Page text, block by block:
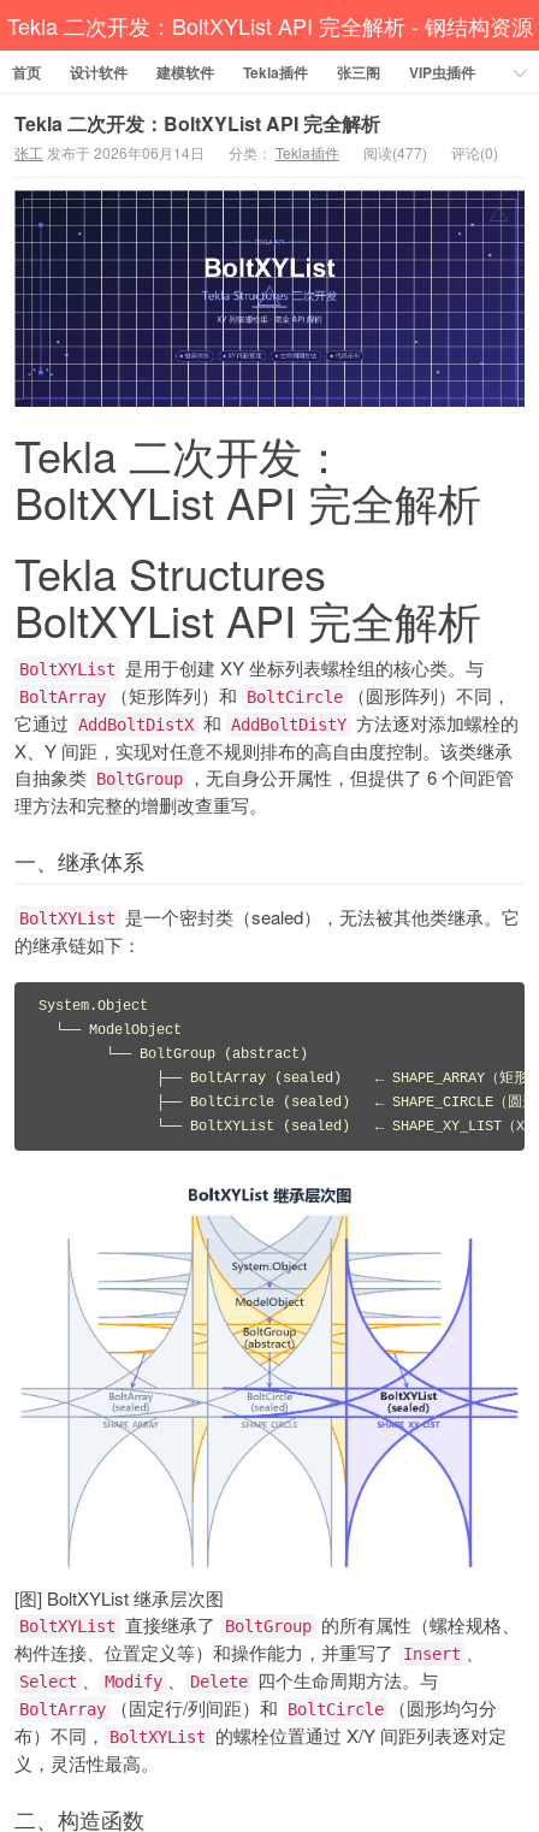
Tekla 二次开发：BoltXYList API 完全解析 - 钢结构资源
网 Tekla插件 CAD工具 犀牛GH汉化 套料
首页 设计软件 建模软件 Tekla插件 张三阁
VIP虫插件
CAD插件
定尺提料 贱人工具箱 工程辅助
办公必备
资讯教程
工程模型 关于网站
Tekla 二次开发：BoltXYList API 完全解析
张工 发布于 2026年06月14日 分类： Tekla插件 阅读(477) 评论(0)
Tekla 二次开发：
BoltXYList API 完全解析
Tekla Structures
BoltXYList API 完全解析
BoltXYList 是用于创建 XY 坐标列表螺栓组的核心类。与
BoltArray （矩形阵列）和 BoltCircle
（圆形阵列）不同，
它通过 AddBoltDistX 和 AddBoltDistY 方法逐对添加螺栓的
X、Y 间距，实现对任意不规则排布的高自由度控制。该类继承
自抽象类 BoltGroup
，无自身公开属性，但提供了 6 个间距管
理方法和完整的增删改查重写。
一、继承体系
BoltXYList
是一个密封类（sealed），无法被其他类继承。它
的继承链如下：
System.Object
  └── ModelObject
        └── BoltGroup (abstract)
├── BoltArray (sealed)    ← SHAPE_ARRAY（矩形
├── BoltCircle (sealed)   ← SHAPE_CIRCLE（圆形
└── BoltXYList (sealed)   ← SHAPE_XY_LIST（XY
[图] BoltXYList 继承层次图
BoltXYList 直接继承了 BoltGroup 的所有属性（螺栓规格、
构件连接、位置定义等）和操作能力，并重写了
Insert
Select Modify Delete 四个生命周期方法。与
BoltArray （固定行/列间距）和 BoltCircle
（圆形均匀分
布）不同，
BoltXYList
的螺栓位置通过 X/Y 间距列表逐对定
义，灵活性最高。
二、构造函数